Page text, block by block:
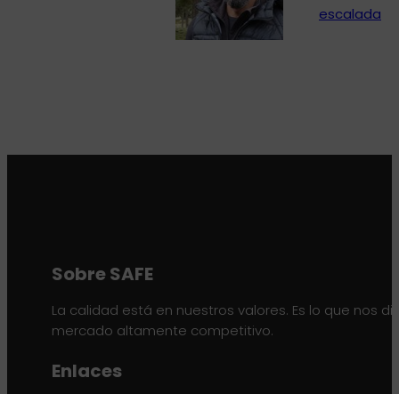
escalada
Sobre SAFE
La calidad está en nuestros valores. Es lo que nos
mercado altamente competitivo.
Enlaces